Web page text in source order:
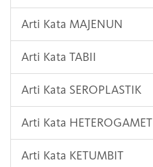
Arti Kata MAJENUN
Arti Kata TABII
Arti Kata SEROPLASTIK
Arti Kata HETEROGAMET
Arti Kata KETUMBIT